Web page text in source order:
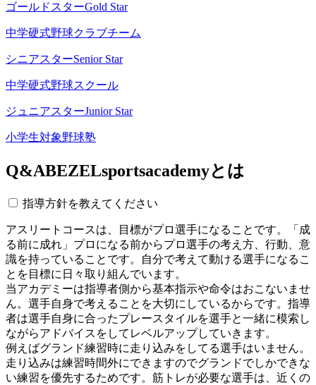
ゴールドスターGold Star
中学硬式野球クラブチーム
シニアスターSenior Star
中学硬式野球スクール
ジュニアスターJunior Star
小学生対象野球塾
Q&ABEZELsportsacademyとは
指導方針を教えてください
アスリートコースは、目標がプロ選手になることです。「成
る前に成れ」プロになる前からプロ選手の考え方、行動、意
識を持っていることです。自分で考えて動ける選手になるこ
とを目標に日々取り組んでいます。
当アカデミーは指導者側から基本指示や命令はおこないませ
ん。選手自身で考えることを大切にしているからです。指導
者は選手自身に合ったプレースタイルを選手と一緒に模索し
ながらアドバイスをしてレベルアップしていきます。
例えばグランド練習時に走り込みをしてる選手はいません。
走り込みは練習時間外にできますのでグランドでしかできな
い練習を優先するためです。筋トレが必要な選手は、近くの